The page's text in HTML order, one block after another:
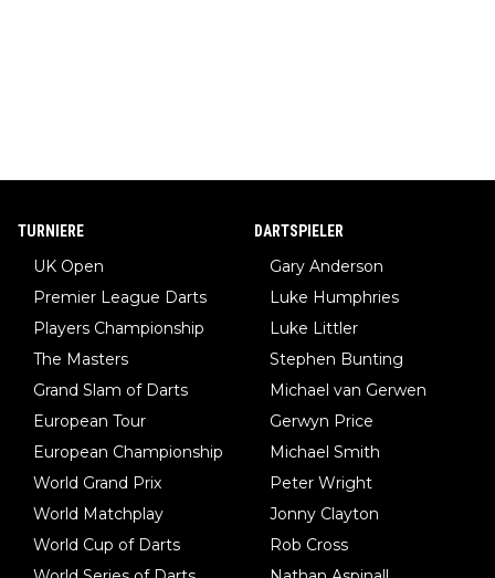
TURNIERE
UK Open
Premier League Darts
Players Championship
The Masters
Grand Slam of Darts
European Tour
European Championship
World Grand Prix
World Matchplay
World Cup of Darts
DARTSPIELER
Gary Anderson
Luke Humphries
Luke Littler
Stephen Bunting
Michael van Gerwen
Gerwyn Price
Michael Smith
Peter Wright
Jonny Clayton
Rob Cross